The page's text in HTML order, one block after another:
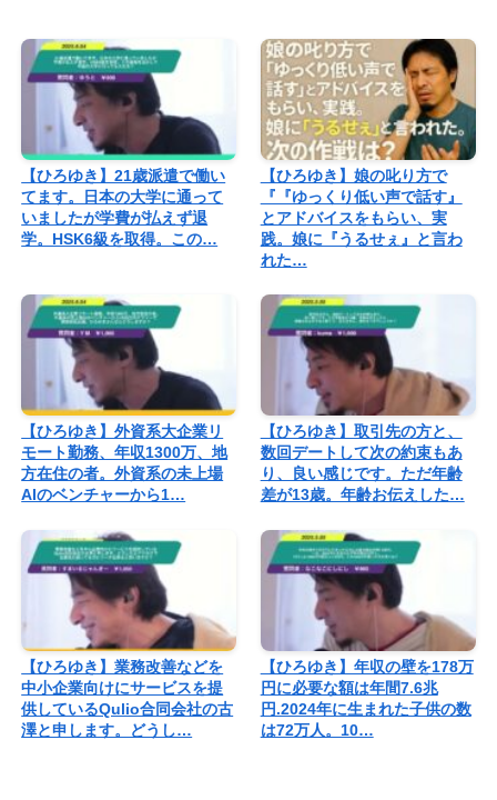
【ひろゆき】21歳派遣で働い
てます。日本の大学に通って
いましたが学費が払えず退
学。HSK6級を取得。この…
【ひろゆき】娘の叱り方で
『『ゆっくり低い声で話す』
とアドバイスをもらい、実
践。娘に『うるせぇ』と言わ
れた…
【ひろゆき】外資系大企業リ
モート勤務、年収1300万、地
方在住の者。外資系の未上場
AIのベンチャーから1…
【ひろゆき】取引先の方と、
数回デートして次の約束もあ
り、良い感じです。ただ年齢
差が13歳。年齢お伝えした…
【ひろゆき】業務改善などを
中小企業向けにサービスを提
供しているQulio合同会社の古
澤と申します。どうし…
【ひろゆき】年収の壁を178万
円に必要な額は年間7.6兆
円.2024年に生まれた子供の数
は72万人。10…